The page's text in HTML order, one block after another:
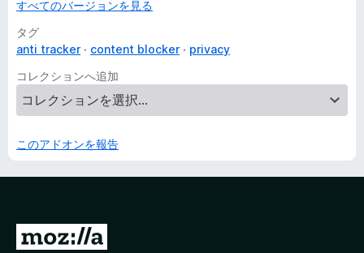
すべてのバージョンを見る
タグ
anti tracker
content blocker
privacy
コレクションへ追加
このアドオンを報告
M